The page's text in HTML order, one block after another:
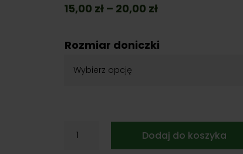
15,00 zł – 20,00 złZakres
15,00 zł
Rozmiar doniczki
Pysznogłówka
Dodaj do koszyka